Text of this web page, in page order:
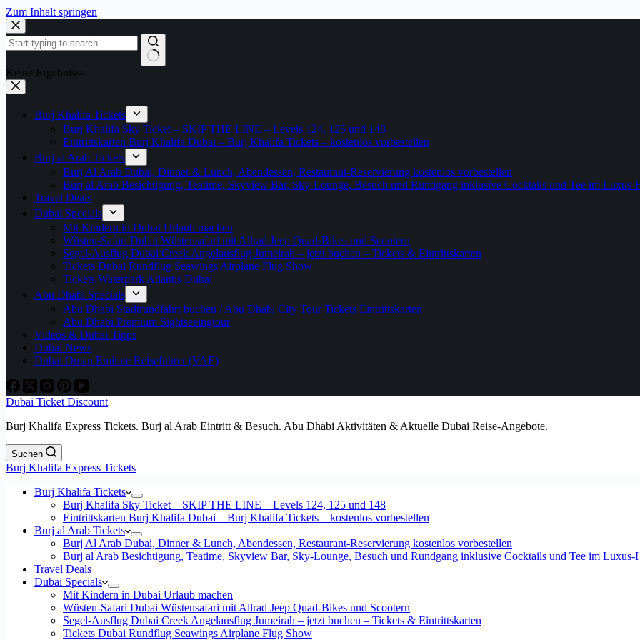
Zum Inhalt springen
Keine Ergebnisse
Burj Khalifa Tickets
Burj Khalifa Sky Ticket – SKIP THE LINE – Levels 124, 125 und 148
Eintrittskarten Burj Khalifa Dubai – Burj Khalifa Tickets – kostenlos vorbestellen
Burj al Arab Tickets
Burj Al Arab Dubai, Dinner & Lunch, Abendessen, Restaurant-Reservierung kostenlos vorbestellen
Burj al Arab Besichtigung, Teatime, Skyview Bar, Sky-Lounge, Besuch und Rundgang inklusive Cocktails und Tee im Luxus-
Travel Deals
Dubai Specials
Mit Kindern in Dubai Urlaub machen
Wüsten-Safari Dubai Wüstensafari mit Allrad Jeep Quad-Bikes und Scootern
Segel-Ausflug Dubai Creek Angelausflug Jumeirah – jetzt buchen – Tickets & Eintrittskarten
Tickets Dubai Rundflug Seawings Airplane Flug Show
Tickets Waterpark Atlantis Dubai
Abu Dhabi Specials
Abu Dhabi Stadtrundfahrt buchen / Abu Dhabi City Tour Tickets Eintrittskarten
Abu Dhabi Premium Sightseeingtour
Videos & Dubai-Tipps
Dubai News
Dubai Oman Emirate Reiseführer (VAE)
Dubai Ticket Discount
Burj Khalifa Express Tickets. Burj al Arab Eintritt & Besuch. Abu Dhabi Aktivitäten & Aktuelle Dubai Reise-Angebote.
Suchen
Burj Khalifa Express Tickets
Burj Khalifa Tickets
Burj Khalifa Sky Ticket – SKIP THE LINE – Levels 124, 125 und 148
Eintrittskarten Burj Khalifa Dubai – Burj Khalifa Tickets – kostenlos vorbestellen
Burj al Arab Tickets
Burj Al Arab Dubai, Dinner & Lunch, Abendessen, Restaurant-Reservierung kostenlos vorbestellen
Burj al Arab Besichtigung, Teatime, Skyview Bar, Sky-Lounge, Besuch und Rundgang inklusive Cocktails und Tee im Luxus-
Travel Deals
Dubai Specials
Mit Kindern in Dubai Urlaub machen
Wüsten-Safari Dubai Wüstensafari mit Allrad Jeep Quad-Bikes und Scootern
Segel-Ausflug Dubai Creek Angelausflug Jumeirah – jetzt buchen – Tickets & Eintrittskarten
Tickets Dubai Rundflug Seawings Airplane Flug Show